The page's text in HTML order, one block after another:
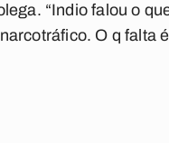
“Indio falou o
O q falta